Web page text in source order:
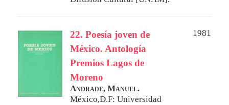
22. Poesía joven de
México. Antología
Premios Lagos de
Moreno
1981
Andrade, Manuel.
México,D.F: Universidad